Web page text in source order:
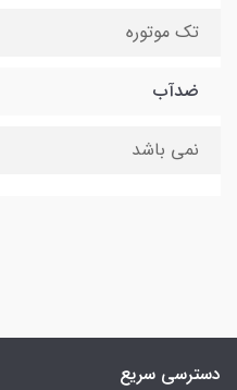
تک موتوره
ضدآب
نمی باشد
دسترسی سریع